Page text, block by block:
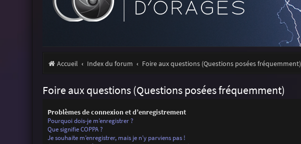
Accueil Index du forum Foire aux questions (Questions posées fréquemment)
Foire aux questions (Questions posées fréquemment)
Problèmes de connexion et d’enregistrement
Pourquoi dois-je m’enregistrer ?
Que signifie COPPA ?
Je souhaite m’enregistrer, mais je n’y parviens pas !